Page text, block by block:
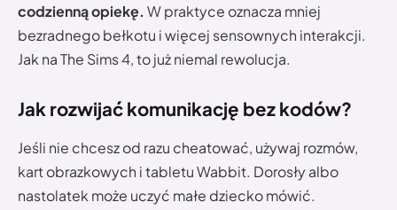
codzienną opiekę. W praktyce oznacza mniej
bezradnego bełkotu i więcej sensownych interakcji.
Jak na The Sims 4, to już niemal rewolucja.
Jak rozwijać komunikację bez kodów?
Jeśli nie chcesz od razu cheatować, używaj rozmów,
kart obrazkowych i tabletu Wabbit. Dorosły albo
nastolatek może uczyć małe dziecko mówić.